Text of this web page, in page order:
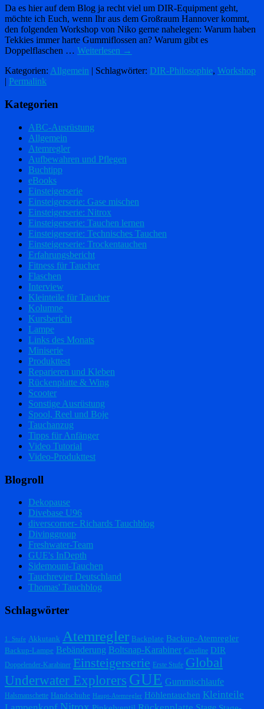
Da es hier auf dem Blog ja recht viel um DIR-Equipment geht,
möchte ich Euch, wenn Ihr aus dem Großraum Hannover kommt,
den folgenden Workshop von Niko gerne nahelegen: Warum haben
Tekkies immer harte Gummiflossen an? Warum gibt es
Doppelflaschen … Weiterlesen →
Kategorien: Allgemein | Schlagwörter: DIR-Philosophie, Workshop
Permalink
Kategorien
ABC-Ausrüstung
Allgemein
Atemregler
Aufbewahren und Pflegen
Buchtipp
eBooks
Einsteigerserie
Einsteigerserie: Gase mischen
Einsteigerserie: Nitrox
Einsteigerserie: Tauchen lernen
Einsteigerserie: Technisches Tauchen
Einsteigerserie: Trockentauchen
Erfahrungsbericht
Fitness für Taucher
Flaschen
Interview
Kleinteile für Taucher
Kolumne
Kursbericht
Lampe
Links des Monats
Miniserie
Produkttest
Reparieren und Kleben
Rückenplatte & Wing
Scooter
Sonstige Ausrüstung
Spool, Reel und Boje
Tauchanzug
Tipps für Anfänger
Video Tutorial
Video-Produkttest
Blogroll
Dekopause
Divebase U96
diverscorner- Richards Tauchblog
Divinggroup
Freshwater-Team
GUE's InDepth
Sidemount-Tauchen
Tauchrevier Deutschland
Thomas' Tauchblog
Schlagwörter
1. Stufe Akkutank Atemregler Backplate Backup-Atemregler
Backup-Lampe Bebänderung Boltsnap-Karabiner Caveline DIR
Doppelender-Karabiner Einsteigerserie Erste Stufe Global
Underwater Explorers GUE Gummischlaufe
Halsmanschette Handschuhe Haupt-Atemregler Höhlentauchen Kleinteile